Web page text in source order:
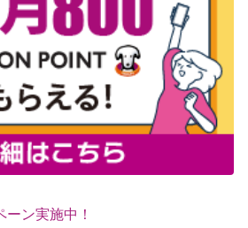
ン実施中！